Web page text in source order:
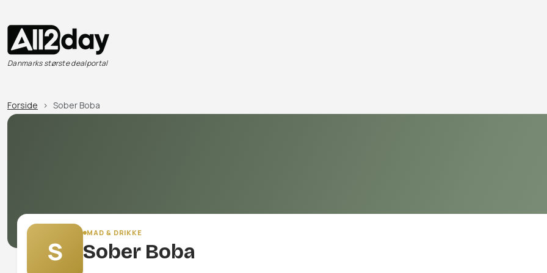
Danmarks største dealportal
Forside Sober Boba
S
MAD & DRIKKE
Sober Boba